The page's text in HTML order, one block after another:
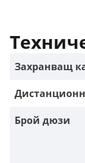
Захранващ
Брой дюзи